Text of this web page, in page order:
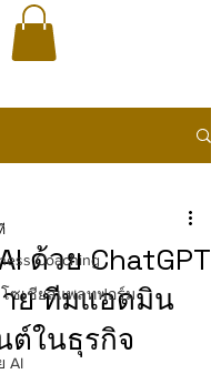
Coaching
ซเชียลแพลทฟอร์ม
AI
ด้วย ChatGPT
ย ทีมแอดมิน
ต์ในธุรกิจ